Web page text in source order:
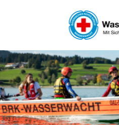
Skip to main content